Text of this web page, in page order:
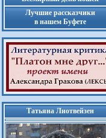
Лучшие рассказчики
в нашем Буфете
Татьяна Лиотвейзен